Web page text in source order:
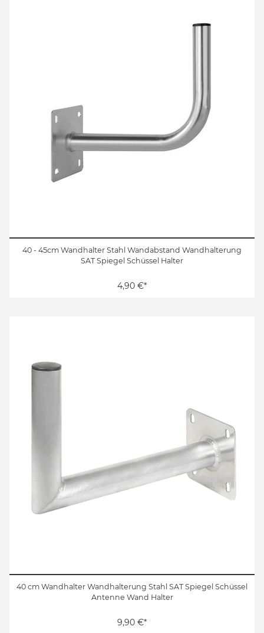
40 - 45cm Wandhalter Stahl Wandabstand Wandhalterung
SAT Spiegel Schüssel Halter
4,90 €*
40 cm Wandhalter Wandhalterung Stahl SAT Spiegel Schüssel
Antenne Wand Halter
9,90 €*